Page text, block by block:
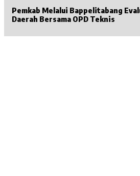
Pemkab Melalui Bappelitabang
Daerah Bersama OPD Teknis